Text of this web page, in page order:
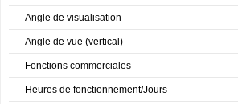
Angle de visualisation
Angle de vue (vertical)
Fonctions commerciales
Heures de fonctionnement/Jours